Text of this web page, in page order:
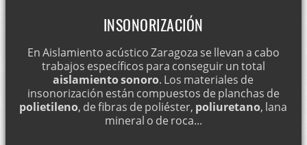
INSONORIZACIÓN
En Aislamiento acústico Zaragoza se llevan a cabo
trabajos específicos para conseguir un total
aislamiento sonoro. Los materiales de
insonorización están compuestos de planchas de
polietileno, de fibras de poliéster, poliuretano, lana
mineral o de roca...